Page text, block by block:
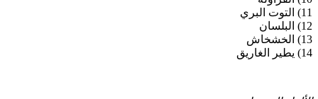
11) التوت البري
12) البلسان
13) الخشخاش
14) يطير الغاريق